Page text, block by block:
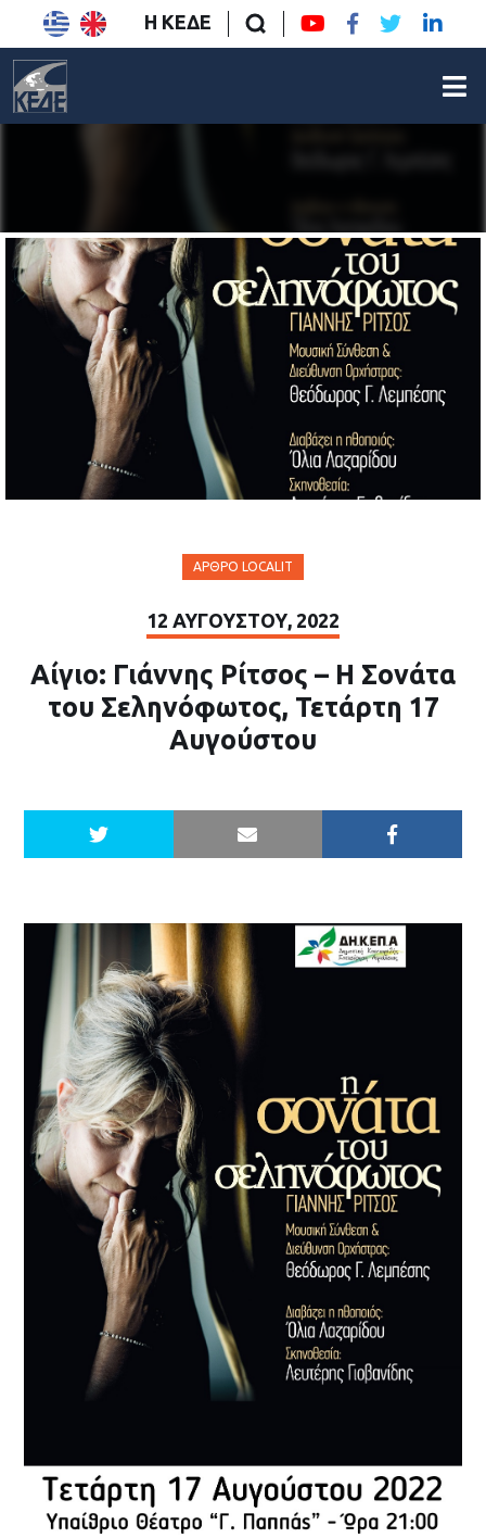
Η ΚΕΔΕ
ΆΡΘΡΟ LOCALIT
12 ΑΥΓΟΎΣΤΟΥ, 2022
Αίγιο: Γιάννης Ρίτσος – Η Σονάτα
του Σεληνόφωτος, Τετάρτη 17
Αυγούστου